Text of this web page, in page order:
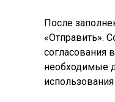
После
«Отправить».
согласования
необходимые